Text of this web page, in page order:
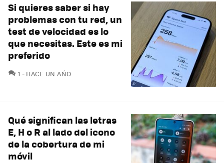
Si quieres saber si hay
problemas con tu red, un
test de velocidad es lo
que necesitas. Este es mi
preferido
1 COMENTARIOS
HACE UN AÑO
Qué significan las letras
E, H o R al lado del icono
de la cobertura de mi
móvil